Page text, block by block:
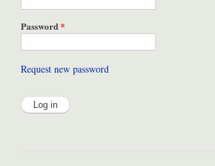
Password*
Request new password